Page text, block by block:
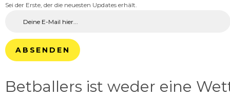
Sei der Erste, der die neuesten Updates erhält.
ABSENDEN
Betballers ist weder eine